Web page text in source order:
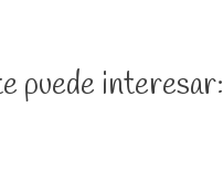
puede interesar: